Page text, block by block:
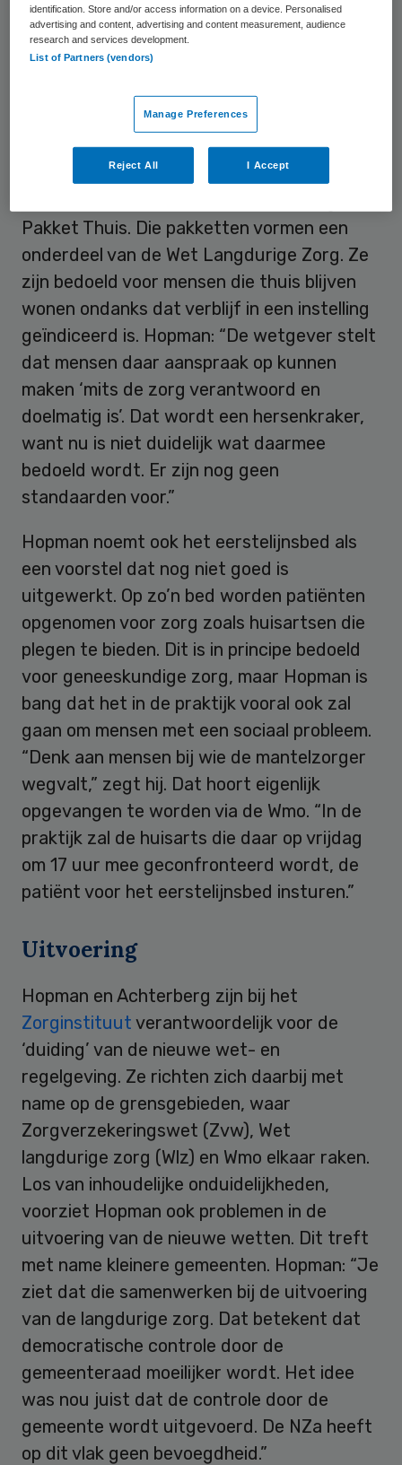
Achterbergh van het Zorginstituut
Nederland. Veel onduidelijkheid wordt
veroorzaakt door ingrijpen van de politiek,
zo stelden zij. Beiden wijzen op ‘last-
minute’ wijzigingen, zoals de introductie
van hetModulair Pakket thuis.Ook
verwachten ze pittige discussie over
Pakket Thuis. Die pakketten vormen een
onderdeel van de Wet Langdurige Zorg. Ze
zijn bedoeld voor mensen die thuis blijven
wonen ondanks dat verblijf in een instelling
geïndiceerd is. Hopman: “De wetgever stelt
dat mensen daar aanspraak op kunnen
maken ‘mits de zorg verantwoord en
doelmatig is’. Dat wordt een hersenkraker,
want nu is niet duidelijk wat daarmee
bedoeld wordt. Er zijn nog geen
standaarden voor.”
Hopman noemt ook het eerstelijnsbed als
een voorstel dat nog niet goed is
uitgewerkt. Op zo’n bed worden patiënten
opgenomen voor zorg zoals huisartsen die
plegen te bieden. Dit is in principe bedoeld
voor geneeskundige zorg, maar Hopman is
bang dat het in de praktijk vooral ook zal
gaan om mensen met een sociaal probleem.
“Denk aan mensen bij wie de mantelzorger
wegvalt,” zegt hij. Dat hoort eigenlijk
opgevangen te worden via de Wmo. “In de
praktijk zal de huisarts die daar op vrijdag
om 17 uur mee geconfronteerd wordt, de
patiënt voor het eerstelijnsbed insturen.”
Uitvoering
Hopman en Achterberg zijn bij het
Zorginstituut verantwoordelijk voor de
‘duiding’ van de nieuwe wet- en
regelgeving. Ze richten zich daarbij met
name op de grensgebieden, waar
Zorgverzekeringswet (Zvw), Wet
langdurige zorg (Wlz) en Wmo elkaar raken.
Los van inhoudelijke onduidelijkheden,
voorziet Hopman ook problemen in de
uitvoering van de nieuwe wetten. Dit treft
met name kleinere gemeenten. Hopman: “Je
ziet dat die samenwerken bij de uitvoering
van de langdurige zorg. Dat betekent dat
democratische controle door de
gemeenteraad moeilijker wordt. Het idee
was nou juist dat de controle door de
gemeente wordt uitgevoerd. De NZa heeft
op dit vlak geen bevoegdheid.”
identification. Store and/or access information on a device. Personalised
advertising and content, advertising and content measurement, audience
research and services development.
List of Partners (vendors)
Manage Preferences
Reject All I Accept